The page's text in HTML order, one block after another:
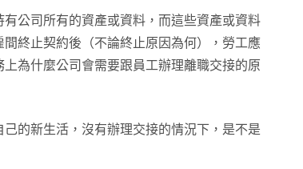
公司所有的資產或資料，而這些資產或資料
終止契約後（不論終止原因為何），勞工應
為什麼公司會需要跟員工辦理離職交接的原
的新生活，沒有辦理交接的情況下，是不是